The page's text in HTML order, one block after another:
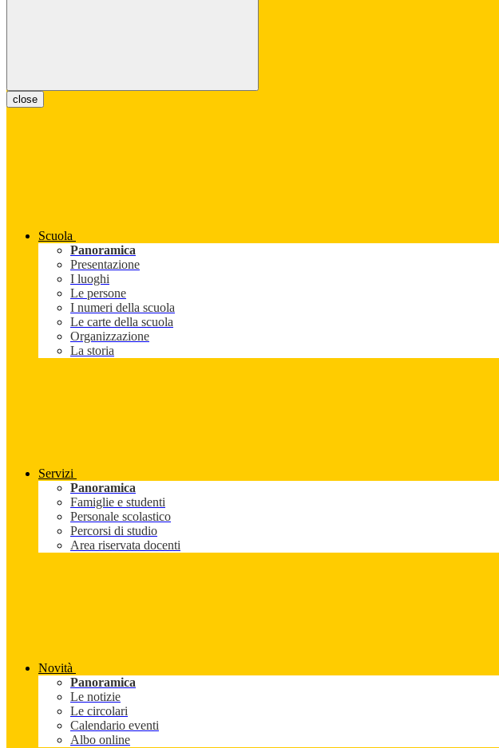
close
Scuola
Panoramica
Presentazione
I luoghi
Le persone
I numeri della scuola
Le carte della scuola
Organizzazione
La storia
Servizi
Panoramica
Famiglie e studenti
Personale scolastico
Percorsi di studio
Area riservata docenti
Novità
Panoramica
Le notizie
Le circolari
Calendario eventi
Albo online